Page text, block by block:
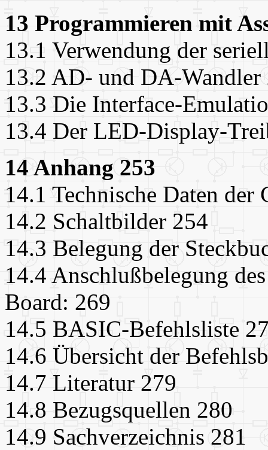
13 Programmieren mit
13.1 Verwendung der
13.2 AD- und DA-Wandler
13.3 Die Interface-
13.4 Der LED-Display-
14 Anhang 253
14.1 Technische Daten
14.2 Schaltbilder 254
14.3 Belegung der
14.4 Anschlußbelegung
Board: 269
14.5 BASIC-Befehlsliste
14.6 Übersicht der
14.7 Literatur 279
14.8 Bezugsquellen 280
14.9 Sachverzeichnis 281